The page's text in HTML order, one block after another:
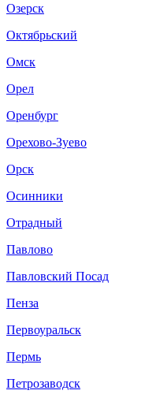
Озерск
Октябрьский
Омск
Орел
Оренбург
Орехово-Зуево
Орск
Осинники
Отрадный
Павлово
Павловский Посад
Пенза
Первоуральск
Пермь
Петрозаводск